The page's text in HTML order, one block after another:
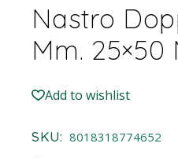
Nastro
Mm. 25×50
Add to wishlist
SKU: 8018318774652